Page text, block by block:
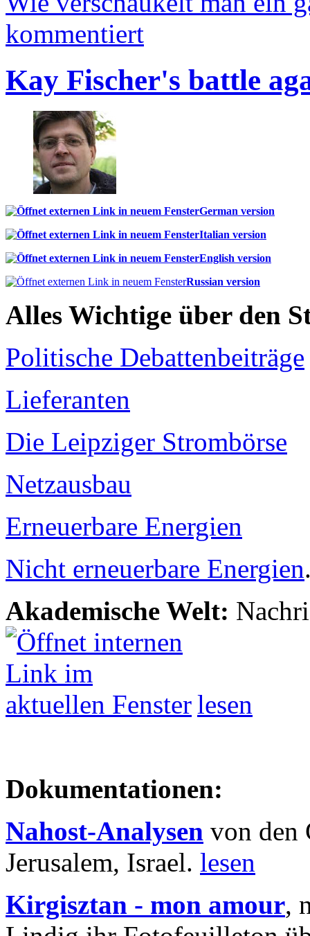
kommentiert
Kay Fischer's battle
German version
Italian version
English version
Russian version
Alles Wichtige über den
Politische Debattenbeiträge
Lieferanten
Die Leipziger Strombörse
Netzausbau
Erneuerbare Energien
Nicht erneuerbare Energien
Akademische Welt:
lesen
Dokumentationen:
Nahost-Analysen von den
Jerusalem, Israel. lesen
Kirgisztan - mon amour,